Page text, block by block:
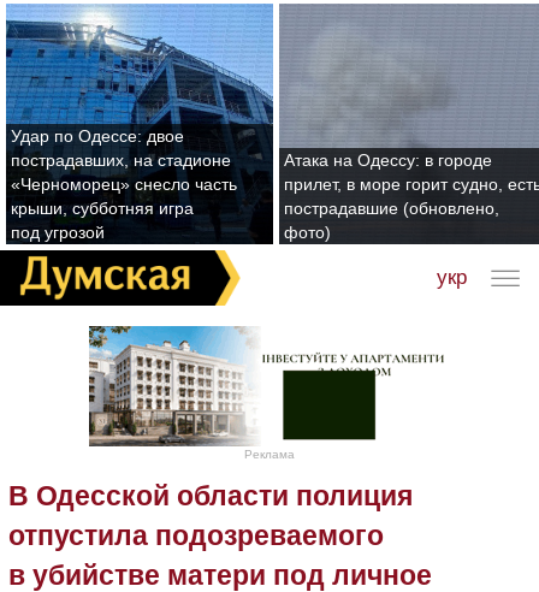
Удар по Одессе: двое
пострадавших, на стадионе
«Черноморец» снесло часть
крыши, субботняя игра
под угрозой
Атака на Одессу: в городе
прилет, в море горит судно,
пострадавшие (обновлено,
фото)
укр
Реклама
В Одесской области полиция
отпустила подозреваемого
в убийстве матери под личное